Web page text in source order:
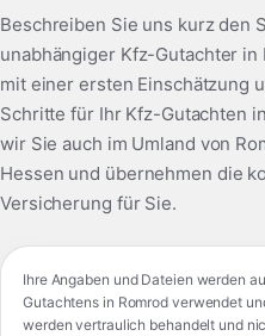
Beschreiben Sie uns kurz den
unabhängiger Kfz-Gutachter
mit einer ersten Einschätzung
Schritte für Ihr Kfz-Gutachten
wir Sie auch im Umland von
Hessen und übernehmen die
Versicherung für Sie.
Ihre Angaben und Dateien werden
Gutachtens in Romrod verwendet
werden vertraulich behandelt und